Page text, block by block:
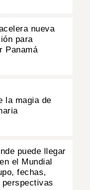
nueva
para
Panamá
la magia de
puede llegar
el Mundial
fechas,